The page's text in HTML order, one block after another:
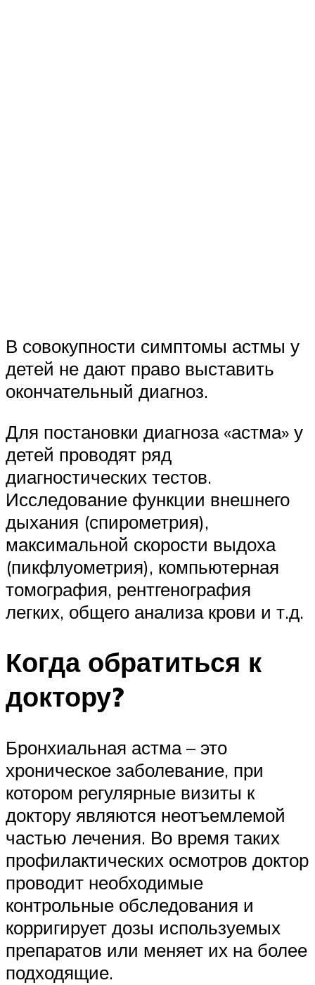
В совокупности симптомы астмы у
детей не дают право выставить
окончательный диагноз.
Для постановки диагноза «астма» у
детей проводят ряд
диагностических тестов.
Исследование функции внешнего
дыхания (спирометрия),
максимальной скорости выдоха
(пикфлуометрия), компьютерная
томография, рентгенография
легких, общего анализа крови и т.д.
Когда обратиться к
доктору?
Бронхиальная астма – это
хроническое заболевание, при
котором регулярные визиты к
доктору являются неотъемлемой
частью лечения. Во время таких
профилактических осмотров доктор
проводит необходимые
контрольные обследования и
корригирует дозы используемых
препаратов или меняет их на более
подходящие.